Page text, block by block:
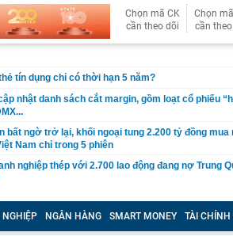
Chọn mã CK
cần theo dõi
Chọn
cần
tín dụng chỉ có thời hạn 5 năm?
nhật danh sách cắt margin, gồm loạt cổ phiếu
bất ngờ trở lại, khối ngoại tung 2.200 tỷ đồng mua
Nam chỉ trong 5 phiên
nghiệp thép với 2.700 lao động đang nợ Trung
tố quan trọng đang trở lại trên thị trường chứng
ông 50 tuổi ăn cà tím mỗi ngày để chữa tiểu
sĩ hỏi: "Ông ăn gì thế?"
NGHIỆP NGÂN HÀNG SMART MONEY TÀI CHÍNH